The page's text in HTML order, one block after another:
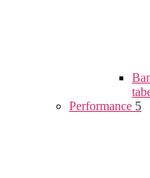
Performance 5